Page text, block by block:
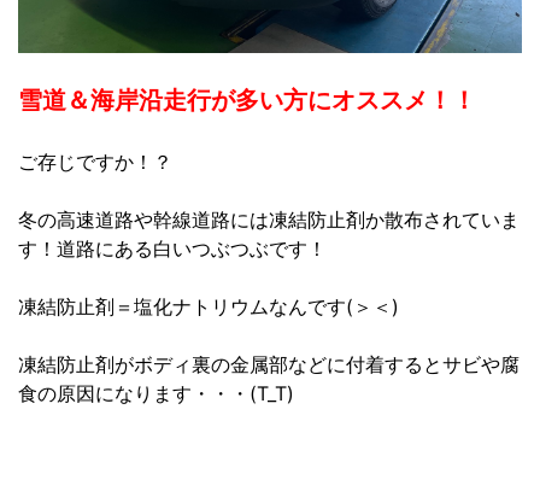
雪道＆海岸沿走行が多い方にオススメ！！
ご存じですか！？
冬の高速道路や幹線道路には凍結防止剤か散布されていま
す！道路にある白いつぶつぶです！
凍結防止剤＝塩化ナトリウムなんです(＞＜)
凍結防止剤がボディ裏の金属部などに付着するとサビや腐
食の原因になります・・・(T_T)